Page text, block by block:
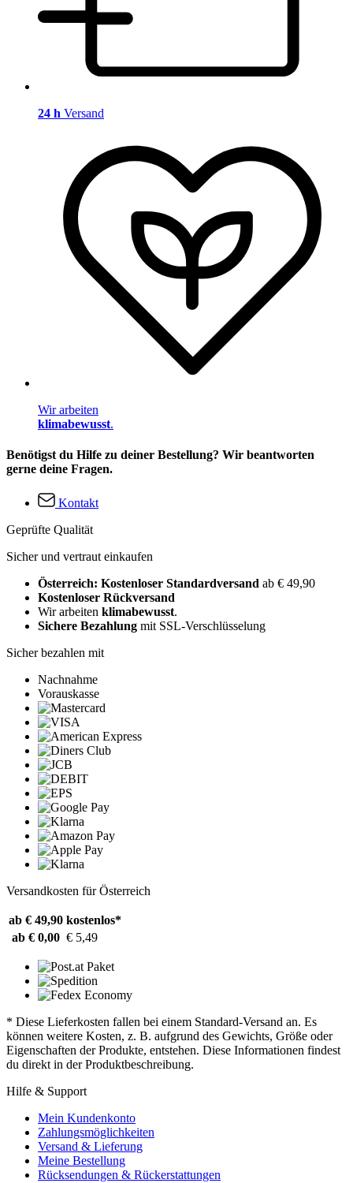
24 h Versand
Wir arbeiten
klimabewusst.
Benötigst du Hilfe zu deiner Bestellung? Wir beantworten
gerne deine Fragen.
Kontakt
Geprüfte Qualität
Sicher und vertraut einkaufen
Österreich: Kostenloser Standardversand ab € 49,90
Kostenloser Rückversand
Wir arbeiten klimabewusst.
Sichere Bezahlung mit SSL-Verschlüsselung
Sicher bezahlen mit
Nachnahme
Vorauskasse
Versandkosten für Österreich
ab € 49,90 kostenlos*
ab € 0,00 € 5,49
* Diese Lieferkosten fallen bei einem Standard-Versand an. Es
können weitere Kosten, z. B. aufgrund des Gewichts, Größe oder
Eigenschaften der Produkte, entstehen. Diese Informationen findest
du direkt in der Produktbeschreibung.
Hilfe & Support
Mein Kundenkonto
Zahlungsmöglichkeiten
Versand & Lieferung
Meine Bestellung
Rücksendungen & Rückerstattungen